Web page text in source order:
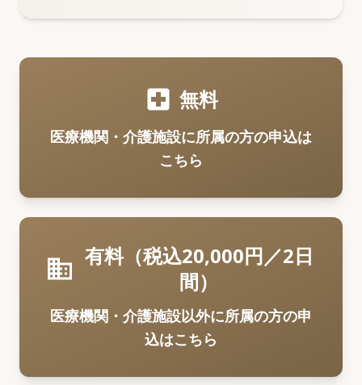
local_hospital 無料
医療機関・介護施設に所属の方の申込は
こちら
business 有料（税込20,000円／2日
間）
医療機関・介護施設以外に所属の方の申
込はこちら